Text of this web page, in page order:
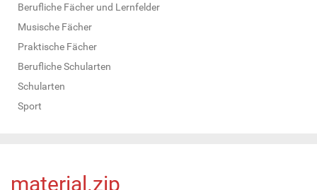
Berufliche Fächer und Lernfelder
Musische Fächer
Praktische Fächer
Berufliche Schularten
Schularten
Sport
material.zip